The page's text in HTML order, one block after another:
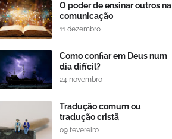
O poder de ensinar outros na
comunicação
11 dezembro
Como confiar em Deus num
dia difícil?
24 novembro
Tradução comum ou
tradução cristã
09 fevereiro